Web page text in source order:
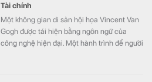
Tài chính
Một không gian di sản hội họa Vincent Van
Gogh được tái hiện bằng ngôn ngữ của
công nghệ hiện đại. Một hành trình để người